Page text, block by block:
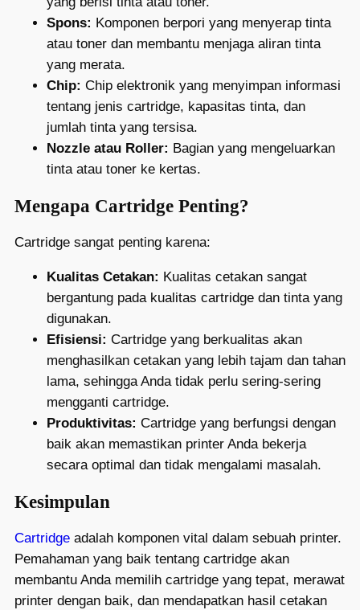
Spons: Komponen berpori yang menyerap tinta
atau toner dan membantu menjaga aliran tinta
yang merata.
Chip: Chip elektronik yang menyimpan informasi
tentang jenis cartridge, kapasitas tinta, dan
jumlah tinta yang tersisa.
Nozzle atau Roller: Bagian yang mengeluarkan
tinta atau toner ke kertas.
Mengapa Cartridge Penting?
Cartridge sangat penting karena:
Kualitas Cetakan: Kualitas cetakan sangat
bergantung pada kualitas cartridge dan tinta yang
digunakan.
Efisiensi: Cartridge yang berkualitas akan
menghasilkan cetakan yang lebih tajam dan tahan
lama, sehingga Anda tidak perlu sering-sering
mengganti cartridge.
Produktivitas: Cartridge yang berfungsi dengan
baik akan memastikan printer Anda bekerja
secara optimal dan tidak mengalami masalah.
Kesimpulan
Cartridge adalah komponen vital dalam sebuah printer.
Pemahaman yang baik tentang cartridge akan
membantu Anda memilih cartridge yang tepat, merawat
printer dengan baik, dan mendapatkan hasil cetakan